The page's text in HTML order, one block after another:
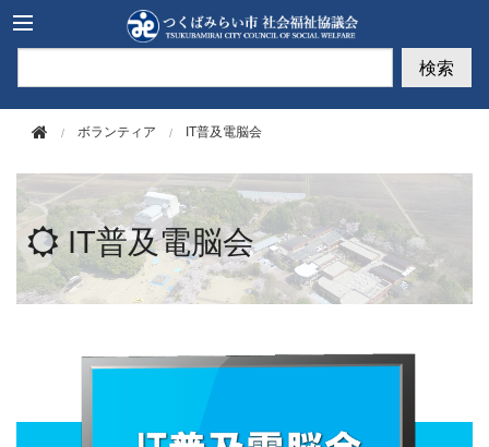
検索
ボランティア IT普及電脳会
IT普及電脳会